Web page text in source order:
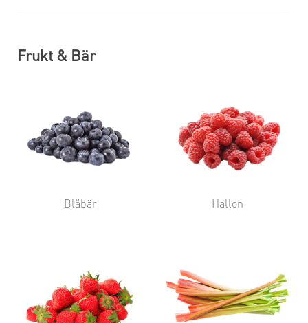
Frukt & Bär
Blåbär Hallon